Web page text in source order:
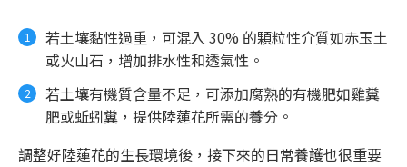
若土壤黏性過重，可混入 30% 的顆粒性介質如赤玉土
或火山石，增加排水性和透氣性。
若土壤有機質含量不足，可添加腐熟的有機肥如雞糞
肥或蚯蚓糞，提供陸蓮花所需的養分。
調整好陸蓮花的生長環境後，接下來的日常養護也很重要